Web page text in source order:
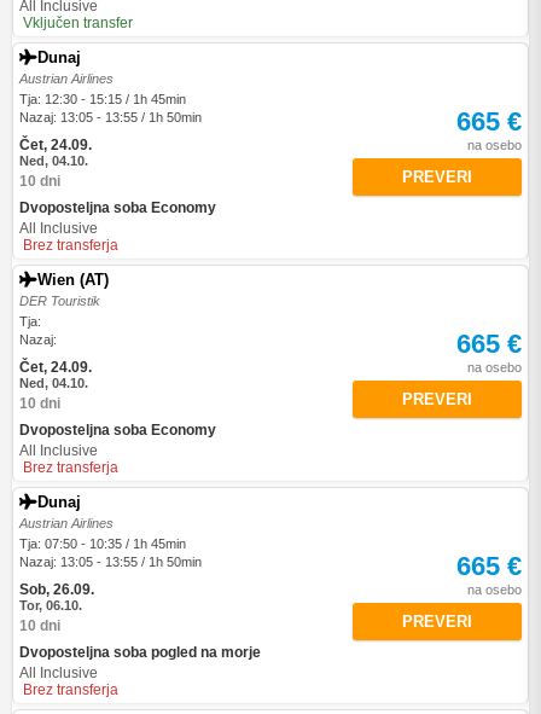
All Inclusive
Vključen transfer
Dunaj
Austrian Airlines
Tja: 12:30 - 15:15 / 1h 45min
Nazaj: 13:05 - 13:55 / 1h 50min
Čet, 24.09.
Ned, 04.10.
10 dni
Dvoposteljna soba Economy
All Inclusive
Brez transferja
665 €
na osebo
PREVERI
Wien (AT)
DER Touristik
Tja:
Nazaj:
Čet, 24.09.
Ned, 04.10.
10 dni
Dvoposteljna soba Economy
All Inclusive
Brez transferja
665 €
na osebo
PREVERI
Dunaj
Austrian Airlines
Tja: 07:50 - 10:35 / 1h 45min
Nazaj: 13:05 - 13:55 / 1h 50min
Sob, 26.09.
Tor, 06.10.
10 dni
Dvoposteljna soba pogled na morje
All Inclusive
Brez transferja
665 €
na osebo
PREVERI